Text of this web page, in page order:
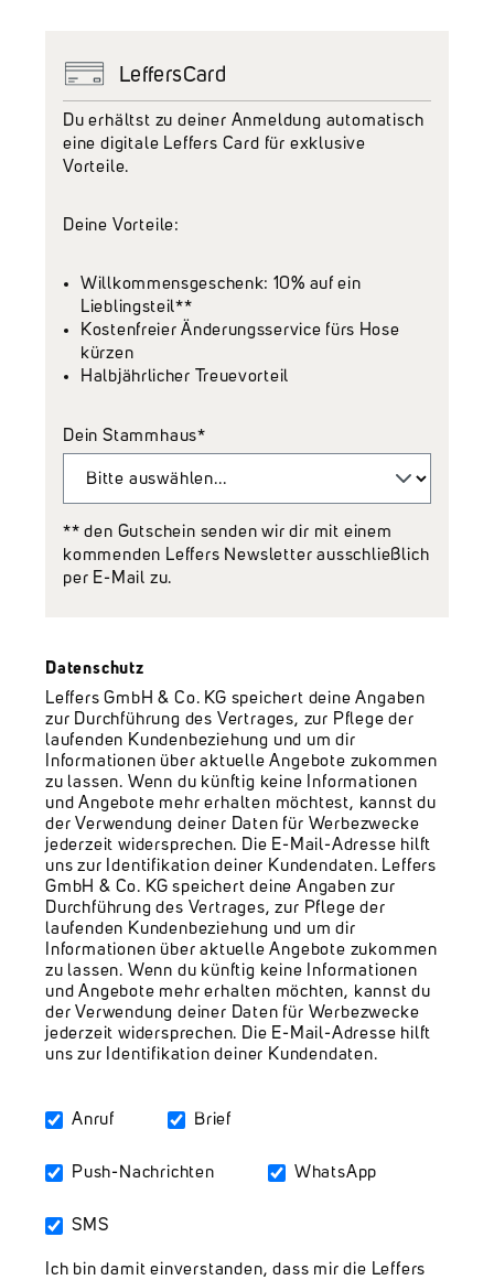
LeffersCard
Du erhältst zu deiner Anmeldung automatisch
eine digitale Leffers Card für exklusive
Vorteile.
Deine Vorteile:
Willkommensgeschenk: 10% auf ein
Lieblingsteil**
Kostenfreier Änderungsservice fürs Hose
kürzen
Halbjährlicher Treuevorteil
Dein Stammhaus*
** den Gutschein senden wir dir mit einem
kommenden Leffers Newsletter ausschließlich
per E-Mail zu.
Datenschutz
Leffers GmbH & Co. KG speichert deine Angaben
zur Durchführung des Vertrages, zur Pflege der
laufenden Kundenbeziehung und um dir
Informationen über aktuelle Angebote zukommen
zu lassen. Wenn du künftig keine Informationen
und Angebote mehr erhalten möchtest, kannst du
der Verwendung deiner Daten für Werbezwecke
jederzeit widersprechen. Die E-Mail-Adresse hilft
uns zur Identifikation deiner Kundendaten. Leffers
GmbH & Co. KG speichert deine Angaben zur
Durchführung des Vertrages, zur Pflege der
laufenden Kundenbeziehung und um dir
Informationen über aktuelle Angebote zukommen
zu lassen. Wenn du künftig keine Informationen
und Angebote mehr erhalten möchten, kannst du
der Verwendung deiner Daten für Werbezwecke
jederzeit widersprechen. Die E-Mail-Adresse hilft
uns zur Identifikation deiner Kundendaten.
Anruf Brief
Push-Nachrichten WhatsApp
SMS
Ich bin damit einverstanden, dass mir die Leffers